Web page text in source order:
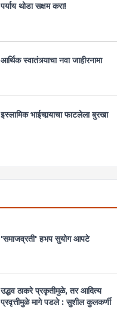
पर्याय थोडा सक्षम करा!
आर्थिक स्वातंत्र्याचा नवा जाहीरनामा
इस्लामिक भाईचार्‍याचा फाटलेला बुरखा
'समाजव्रती' हभप सुयोग आपटे
उद्धव ठाकरे प्रकृतीमुळे, तर आदित्य
प्रवृत्तीमुळे मागे पडले : सुशील कुलकर्णी